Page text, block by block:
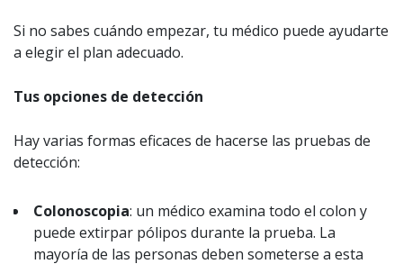
Si no sabes cuándo empezar, tu médico puede ayudarte
a elegir el plan adecuado.
Tus opciones de detección
Hay varias formas eficaces de hacerse las pruebas de
detección:
Colonoscopia: un médico examina todo el colon y
puede extirpar pólipos durante la prueba. La
mayoría de las personas deben someterse a esta